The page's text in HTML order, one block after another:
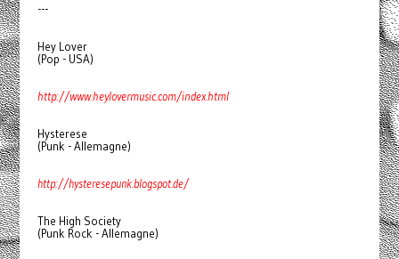
---
Hey Lover
(Pop - USA)
http://www.heylovermusic.com/index.html
Hysterese
(Punk - Allemagne)
http://hysteresepunk.blogspot.de/
The High Society
(Punk Rock - Allemagne)